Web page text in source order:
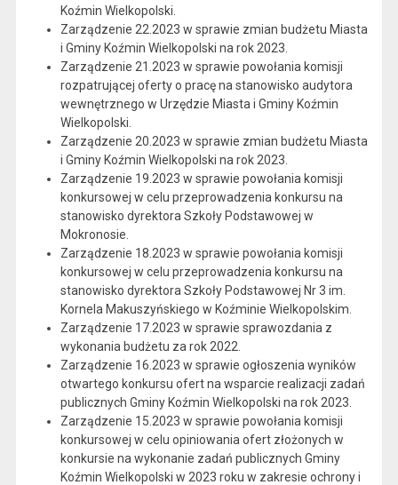
Koźmin Wielkopolski.
Zarządzenie 22.2023 w sprawie zmian budżetu Miasta
i Gminy Koźmin Wielkopolski na rok 2023.
Zarządzenie 21.2023 w sprawie powołania komisji
rozpatrującej oferty o pracę na stanowisko audytora
wewnętrznego w Urzędzie Miasta i Gminy Koźmin
Wielkopolski.
Zarządzenie 20.2023 w sprawie zmian budżetu Miasta
i Gminy Koźmin Wielkopolski na rok 2023.
Zarządzenie 19.2023 w sprawie powołania komisji
konkursowej w celu przeprowadzenia konkursu na
stanowisko dyrektora Szkoły Podstawowej w
Mokronosie.
Zarządzenie 18.2023 w sprawie powołania komisji
konkursowej w celu przeprowadzenia konkursu na
stanowisko dyrektora Szkoły Podstawowej Nr 3 im.
Kornela Makuszyńskiego w Koźminie Wielkopolskim.
Zarządzenie 17.2023 w sprawie sprawozdania z
wykonania budżetu za rok 2022.
Zarządzenie 16.2023 w sprawie ogłoszenia wyników
otwartego konkursu ofert na wsparcie realizacji zadań
publicznych Gminy Koźmin Wielkopolski na rok 2023.
Zarządzenie 15.2023 w sprawie powołania komisji
konkursowej w celu opiniowania ofert złożonych w
konkursie na wykonanie zadań publicznych Gminy
Koźmin Wielkopolski w 2023 roku w zakresie ochrony i